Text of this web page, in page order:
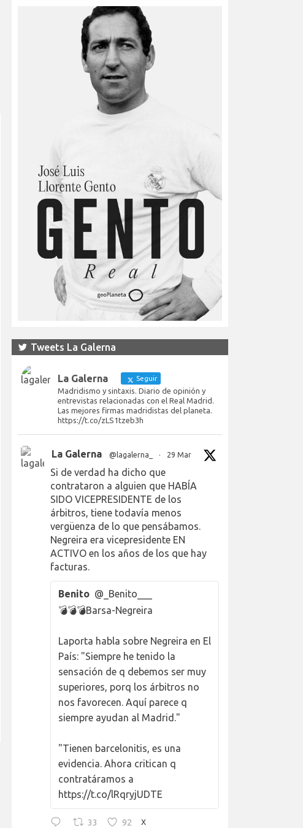
Tweets La Galerna
La Galerna Seguir
Madridismo y sintaxis. Diario de opinión y
entrevistas relacionadas con el Real Madrid.
Las mejores firmas madridistas del planeta.
https://t.co/zLS1tzeb3h
La Galerna @lagalerna_ · 29 Mar
Si de verdad ha dicho que
contrataron a alguien que HABÍA
SIDO VICEPRESIDENTE de los
árbitros, tiene todavía menos
vergüenza de lo que pensábamos.
Negreira era vicepresidente EN
ACTIVO en los años de los que hay
facturas.
Benito @_Benito___
💣💣💣Barsa-Negreira
Laporta habla sobre Negreira en El
País: "Siempre he tenido la
sensación de q debemos ser muy
superiores, porq los árbitros no
nos favorecen. Aquí parece q
siempre ayudan al Madrid."
"Tienen barcelonitis, es una
evidencia. Ahora critican q
contratáramos a
https://t.co/lRqryjUDTE
33 92 X